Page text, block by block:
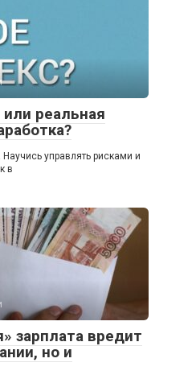
реальная
управлять рисками и
в
зарплата вредит
но и